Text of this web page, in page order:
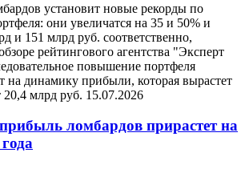
установит новые рекорды по
они увеличатся на 35 и 50% и
и 151 млрд руб. соответственно,
рейтингового агентства "Эксперт
повышение портфеля
на динамику прибыли, которая вырастет
20,4 млрд руб. 15.07.2026
ломбардов прирастет на